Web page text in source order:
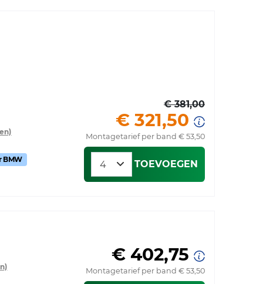
BMW
€ 381,00
€ 321,50
Montagetarief per band € 53,50
TOEVOEGEN
€ 402,75
Montagetarief per band € 53,50